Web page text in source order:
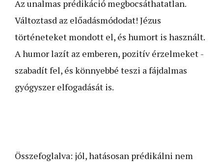
Az unalmas prédikáció megbocsáthatatlan.
Változtasd az előadásmódodat! Jézus
történeteket mondott el, és humort is használt.
A humor lazít az emberen, pozitív érzelmeket ­
szabadít fel, és könnyebbé teszi a fájdalmas
gyógyszer elfogadását is.
Összefoglalva: jól, hatásosan prédikálni nem